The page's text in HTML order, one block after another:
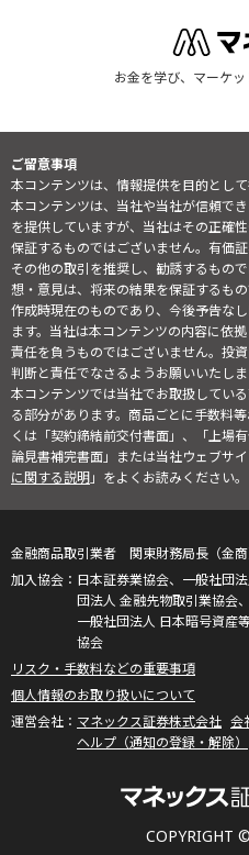
お金を学び、マーケ
ご留意事項
本コンテンツは、情報提供を目的として
本コンテンツは、当社や当社が信頼で
を提供していますが、当社はその正確
保証するものではございません。有価
その他の取引を推奨し、勧誘するもの
想・意見は、将来の結果を保証するも
作成時現在のものであり、今後予告な
ます。当社は本コンテンツの内容に依
責任を負うものではございません。投
判断と責任でなさるようお願いいたしま
本コンテンツでは当社でお取扱してい
る部分があります。商品ごとに手数料
くは「契約締結前交付書面」、「上場
論見書補完書面」または当社ウェブサ
に関する説明」をよくお読みください。
COPYRIGHT
金融商品取引業者 関東財務局長（金
日本証券業協会、一般社団
団法人 金融先物取引業協会、
一般社団法人 日本暗号資産
協会
リスク・手数料などの重要事項
個人情報のお取り扱いについて
マネックス証券株式会社 会
ヘルプ（通知の登録・解除）